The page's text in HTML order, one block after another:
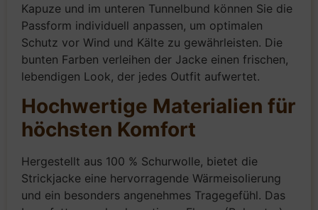
Kapuze und im unteren Tunnelbund können Sie die
Passform individuell anpassen, um optimalen
Schutz vor Wind und Kälte zu gewährleisten. Die
bunten Farben verleihen der Jacke einen frischen,
lebendigen Look, der jedes Outfit aufwertet.
Hochwertige Materialien für
höchsten Komfort
Hergestellt aus 100 % Schurwolle, bietet die
Strickjacke eine hervorragende Wärmeisolierung
und ein besonders angenehmes Tragegefühl. Das